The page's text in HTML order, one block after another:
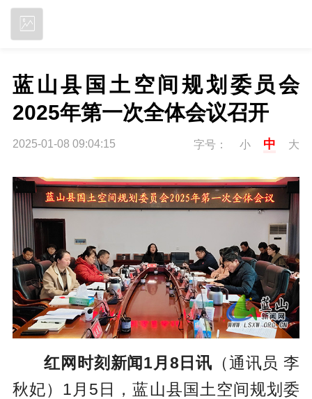
蓝山县国土空间规划委员会
2025年第一次全体会议召开
2025-01-08 09:04:15 字号： 小 中 大
红网时刻新闻1月8日讯 （通讯员 李
秋妃）1月5日，蓝山县国土空间规划委